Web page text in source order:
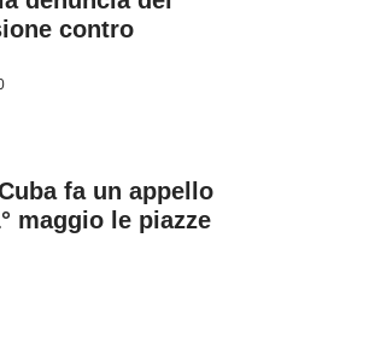
contro
fa un appello
maggio le piazze